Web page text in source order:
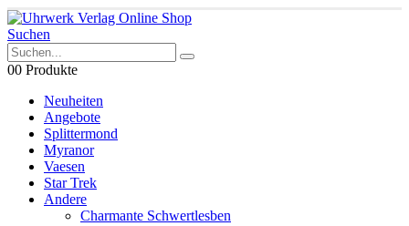
Suchen
00 Produkte
Neuheiten
Angebote
Splittermond
Myranor
Vaesen
Star Trek
Andere
Charmante Schwertlesben